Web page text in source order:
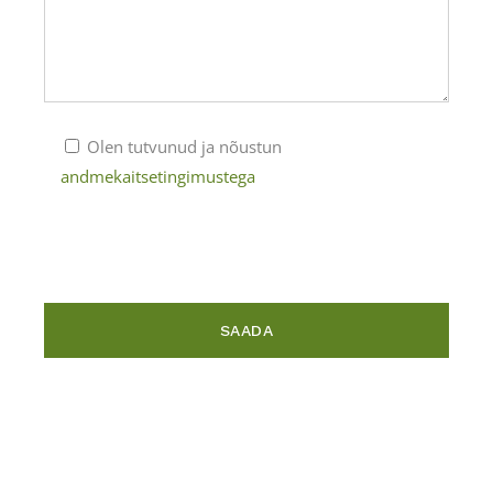
Olen tutvunud ja nõustun
andmekaitsetingimustega
SAADA